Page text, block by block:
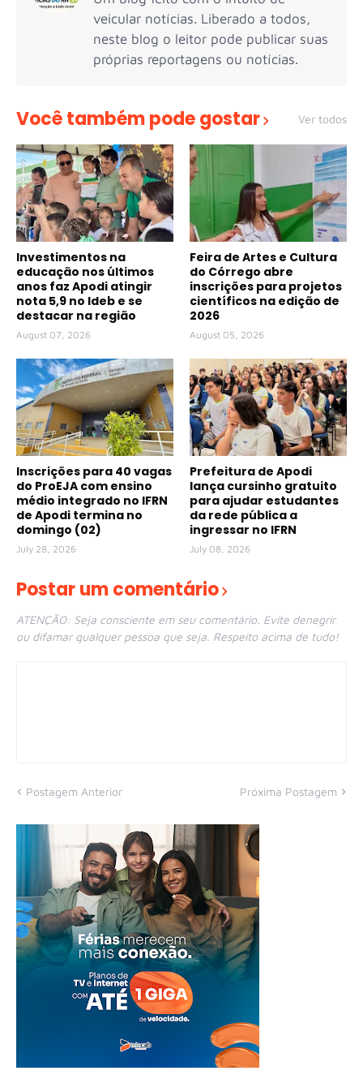
veicular notícias. Liberado a todos,
neste blog o leitor pode publicar suas
próprias reportagens ou notícias.
Você também pode gostar Ver todos
Investimentos na
educação nos últimos
anos faz Apodi atingir
nota 5,9 no Ideb e se
destacar na região
August 07, 2026
Feira de Artes e Cultura
do Córrego abre
inscrições para projetos
científicos na edição de
2026
August 05, 2026
Inscrições para 40 vagas
do ProEJA com ensino
médio integrado no IFRN
de Apodi termina no
domingo (02)
July 28, 2026
Prefeitura de Apodi
lança cursinho gratuito
para ajudar estudantes
da rede pública a
ingressar no IFRN
July 08, 2026
Postar um comentário
ATENÇÃO: Seja consciente em seu comentário. Evite denegrir
ou difamar qualquer pessoa que seja. Respeito acima de tudo!
Postagem Anterior Próxima Postagem